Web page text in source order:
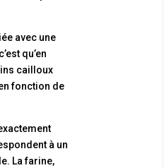
avec une
qu’en
cailloux
fonction de
à un
La farine,